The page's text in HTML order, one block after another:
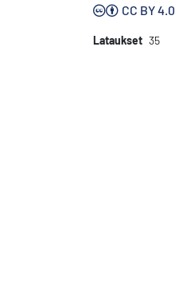
CC BY 4.0
Lataukset 35